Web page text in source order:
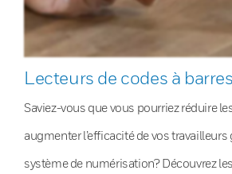
Lecteurs de codes à barres
Saviez-vous que vous pourriez réduire
augmenter l’efficacité de vos travailleurs
système de numérisation? Découvrez